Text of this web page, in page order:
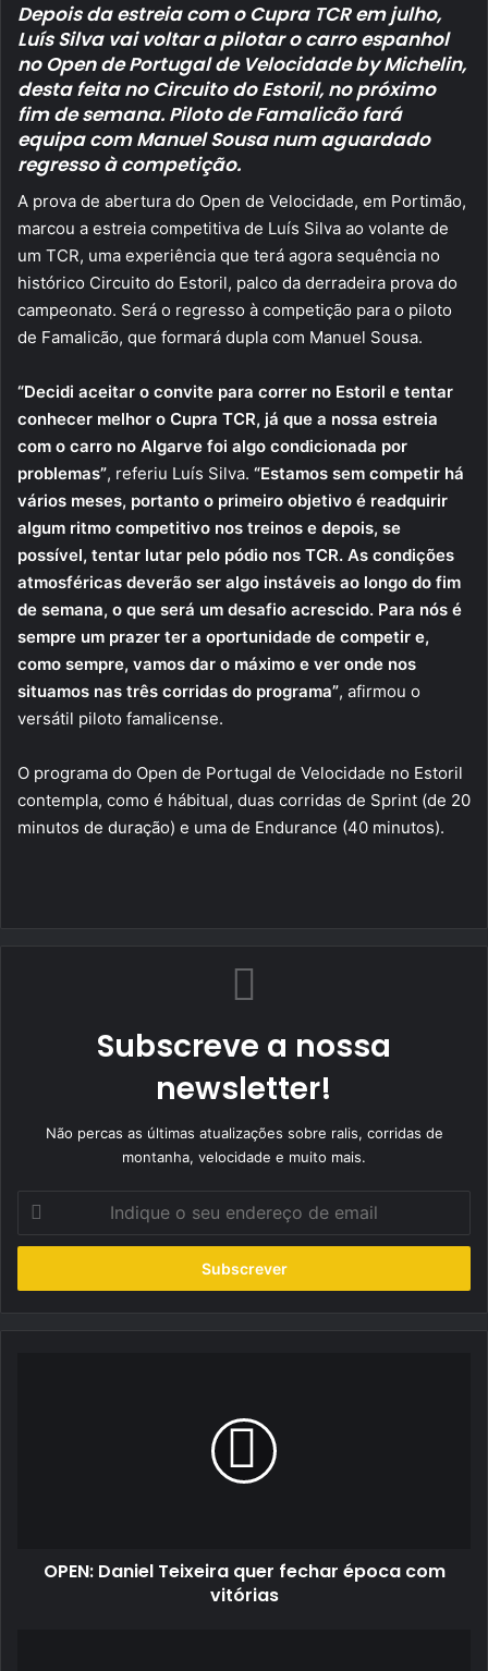
Depois da estreia com o Cupra TCR em julho,
Luís Silva vai voltar a pilotar o carro espanhol
no Open de Portugal de Velocidade by Michelin,
desta feita no Circuito do Estoril, no próximo
fim de semana. Piloto de Famalicão fará
equipa com Manuel Sousa num aguardado
regresso à competição.
A prova de abertura do Open de Velocidade, em Portimão,
marcou a estreia competitiva de Luís Silva ao volante de
um TCR, uma experiência que terá agora sequência no
histórico Circuito do Estoril, palco da derradeira prova do
campeonato. Será o regresso à competição para o piloto
de Famalicão, que formará dupla com Manuel Sousa.
“Decidi aceitar o convite para correr no Estoril e tentar
conhecer melhor o Cupra TCR, já que a nossa estreia
com o carro no Algarve foi algo condicionada por
problemas”, referiu Luís Silva. “Estamos sem competir há
vários meses, portanto o primeiro objetivo é readquirir
algum ritmo competitivo nos treinos e depois, se
possível, tentar lutar pelo pódio nos TCR. As condições
atmosféricas deverão ser algo instáveis ao longo do fim
de semana, o que será um desafio acrescido. Para nós é
sempre um prazer ter a oportunidade de competir e,
como sempre, vamos dar o máximo e ver onde nos
situamos nas três corridas do programa”, afirmou o
versátil piloto famalicense.
O programa do Open de Portugal de Velocidade no Estoril
contempla, como é hábitual, duas corridas de Sprint (de 20
minutos de duração) e uma de Endurance (40 minutos).
Subscreve a nossa
newsletter!
Não percas as últimas atualizações sobre ralis, corridas de
montanha, velocidade e muito mais.
seu
de
OPEN: Daniel Teixeira quer fechar época com
vitórias